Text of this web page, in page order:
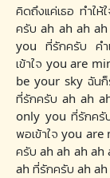
คิดถึงแค่เธอ ทำใ
ครับ ah ah ah
you ที่รักครับ คำเ
เข้าใจ you are
be your sky ฉันก็
ที่รักครับ ah ah
only you ที่รักครับ
พอเข้าใจ you
ครับ ah ah ah ah
ah ที่รักครับ ah